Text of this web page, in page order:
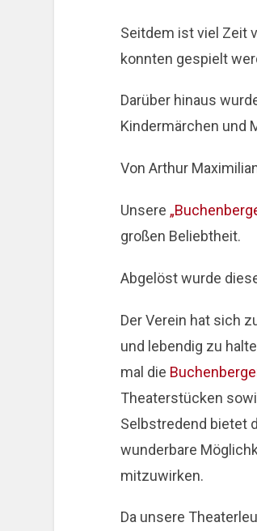
Seitdem ist viel Zeit
konnten gespielt
Darüber hinaus
Kindermärchen und
Von Arthur
Unsere
großen Beliebtheit.
Abgelöst wurde
Der Verein hat sich
und lebendig zu
mal die
Theaterstücken
Selbstredend bietet
wunderbare
mitzuwirken.
Da unsere